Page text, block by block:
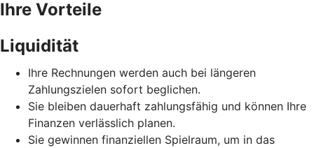
Ihre Vorteile
Liquidität
Ihre Rechnungen werden auch bei längeren
Zahlungszielen sofort beglichen.
Sie bleiben dauerhaft zahlungsfähig und können Ihre
Finanzen verlässlich planen.
Sie gewinnen finanziellen Spielraum, um in das